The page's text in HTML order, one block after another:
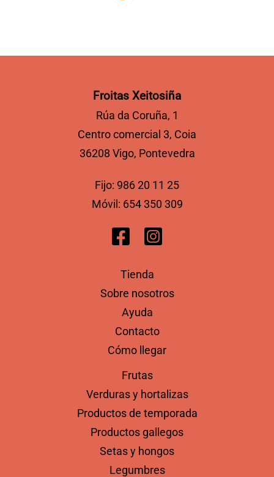
Froitas Xeitosiña
Rúa da Coruña, 1
Centro comercial 3, Coia
36208 Vigo, Pontevedra
Fijo: 986 20 11 25
Móvil: 654 350 309
Tienda
Sobre nosotros
Ayuda
Contacto
Cómo llegar
Frutas
Verduras y hortalizas
Productos de temporada
Productos gallegos
Setas y hongos
Legumbres